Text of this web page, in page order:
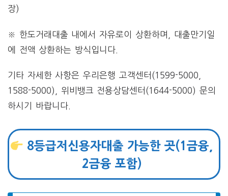
장)
※ 한도거래대출 내에서 자유로이 상환하며, 대출만기일
에 전액 상환하는 방식입니다.
기타 자세한 사항은 우리은행 고객센터(1599-5000,
1588-5000), 위비뱅크 전용상담센터(1644-5000) 문의
하시기 바랍니다.
8등급저신용자대출 가능한 곳(1금융,
2금융 포함)